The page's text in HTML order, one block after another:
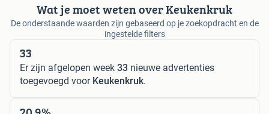
Wat je moet weten over Keukenkruk
De onderstaande waarden zijn gebaseerd op je zoekopdracht en de
ingestelde filters
33
Er zijn afgelopen week 33 nieuwe advertenties
toegevoegd voor Keukenkruk.